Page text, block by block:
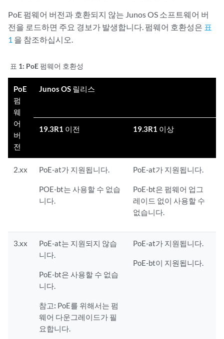
PoE 펌웨어 버전과 호환되지 않는 Junos OS 소프트웨어 버
전을 로드하면 주요 경보가 발생합니다. 펌웨어 호환성은 표
1 을 참조하십시오.
표 1: PoE 펌웨어 호환성
PoE
펌
웨
어
버
전
Junos OS 릴리스
19.3R1 이전 19.3R1 이상
2.xx PoE-at가 지원됩니다.
POE-bt는 사용할 수 없습
니다.
PoE-at가 지원됩니다.
PoE-bt은 펌웨어 업그
레이드 없이 사용할 수
없습니다.
3.xx
PoE-at는 지원되지 않습
니다.
PoE-bt은 사용할 수 없습
니다.
참고: PoE를 위해서는 펌
웨어 다운그레이드가 필
요합니다.
PoE-at가 지원됩니다.
PoE-bt이 지원됩니다.